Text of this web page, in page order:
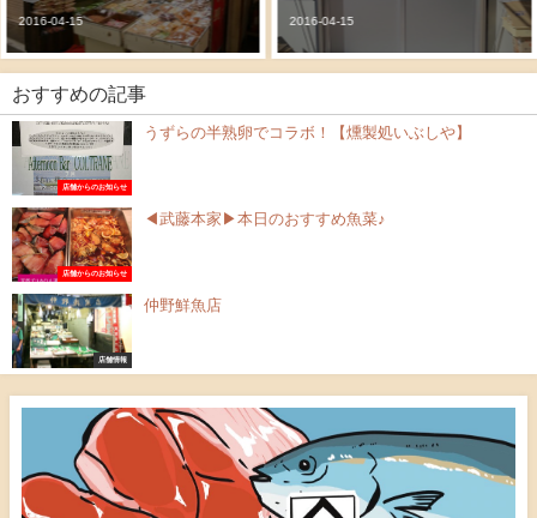
2016-04-15 2016-04-15
おすすめの記事
店舗からのお知らせ
うずらの半熟卵でコラボ！【燻製処いぶしや】
店舗からのお知らせ
◀武藤本家▶本日のおすすめ魚菜♪
店舗情報
仲野鮮魚店